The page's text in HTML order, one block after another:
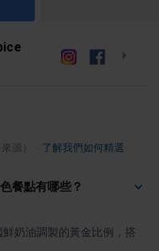
源） 了解我們如何精選
餐點有哪些？
奶油調製的黃金比例，搭